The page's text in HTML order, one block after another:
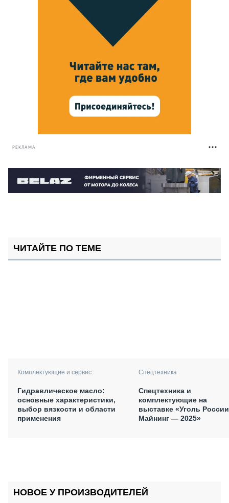
РЕКЛАМА
ЧИТАЙТЕ ПО ТЕМЕ
Комплектующие и сервис
Гидравлическое масло:
основные характеристики,
выбор вязкости и области
применения
Спецтехника
Спецтехника и
комплектующие на
выставке «Уголь
Майнинг — 2025»
НОВОЕ У ПРОИЗВОДИТЕЛЕЙ